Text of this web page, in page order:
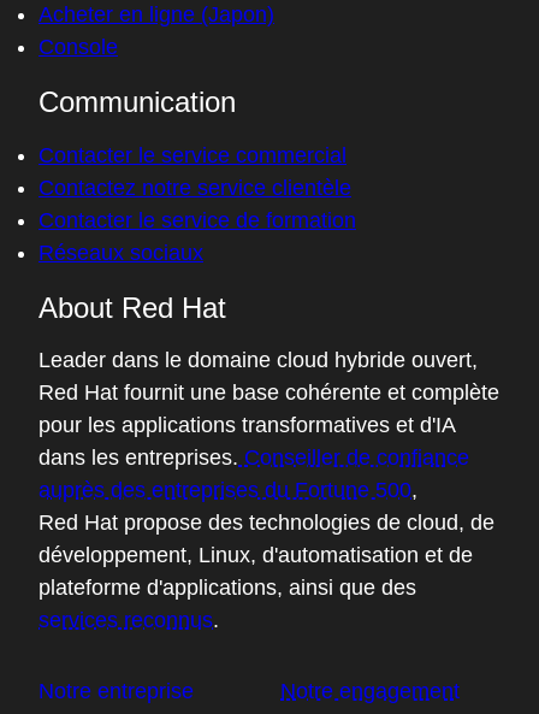
Acheter en ligne (Japon)
Console
Communication
Contacter le service commercial
Contactez notre service clientèle
Contacter le service de formation
Réseaux sociaux
About Red Hat
Leader dans le domaine cloud hybride ouvert,
Red Hat fournit une base cohérente et complète
pour les applications transformatives et d'IA
dans les entreprises. Conseiller de confiance
auprès des entreprises du Fortune 500,
Red Hat propose des technologies de cloud, de
développement, Linux, d'automatisation et de
plateforme d'applications, ainsi que des
services reconnus.
Notre entreprise
Notre engagement